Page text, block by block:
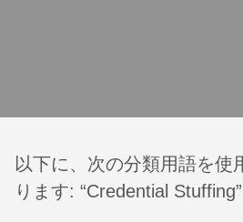
以下に、次の分類用語を使
ります: “Credential Stuffing”